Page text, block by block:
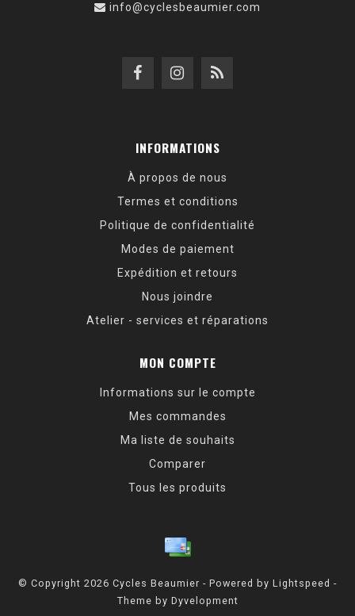
info@cyclesbeaumier.com
INFORMATIONS
À propos de nous
Termes et conditions
Politique de confidentialité
Modes de paiement
Expédition et retours
Nous joindre
Atelier - services et réparations
MON COMPTE
Informations sur le compte
Mes commandes
Ma liste de souhaits
Comparer
Tous les produits
© Copyright 2026 Cycles Beaumier - Powered by Lightspeed -
Theme by Dyvelopment